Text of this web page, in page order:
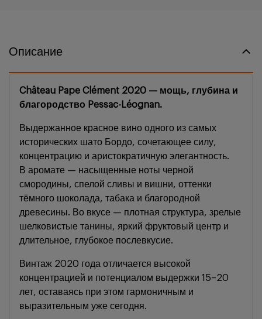
Описание
Château Pape Clément 2020 — мощь, глубина и
благородство Pessac-Léognan.
Выдержанное красное вино одного из самых
исторических шато Бордо, сочетающее силу,
концентрацию и аристократичную элегантность.
В аромате — насыщенные ноты черной
смородины, спелой сливы и вишни, оттенки
тёмного шоколада, табака и благородной
древесины. Во вкусе — плотная структура, зрелые
шелковистые танины, яркий фруктовый центр и
длительное, глубокое послевкусие.
Винтаж 2020 года отличается высокой
концентрацией и потенциалом выдержки 15–20
лет, оставаясь при этом гармоничным и
выразительным уже сегодня.